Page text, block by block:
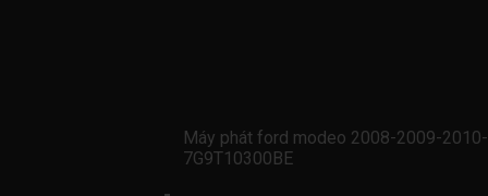
Máy phát ford modeo 2008-2009-
7G9T10300BE